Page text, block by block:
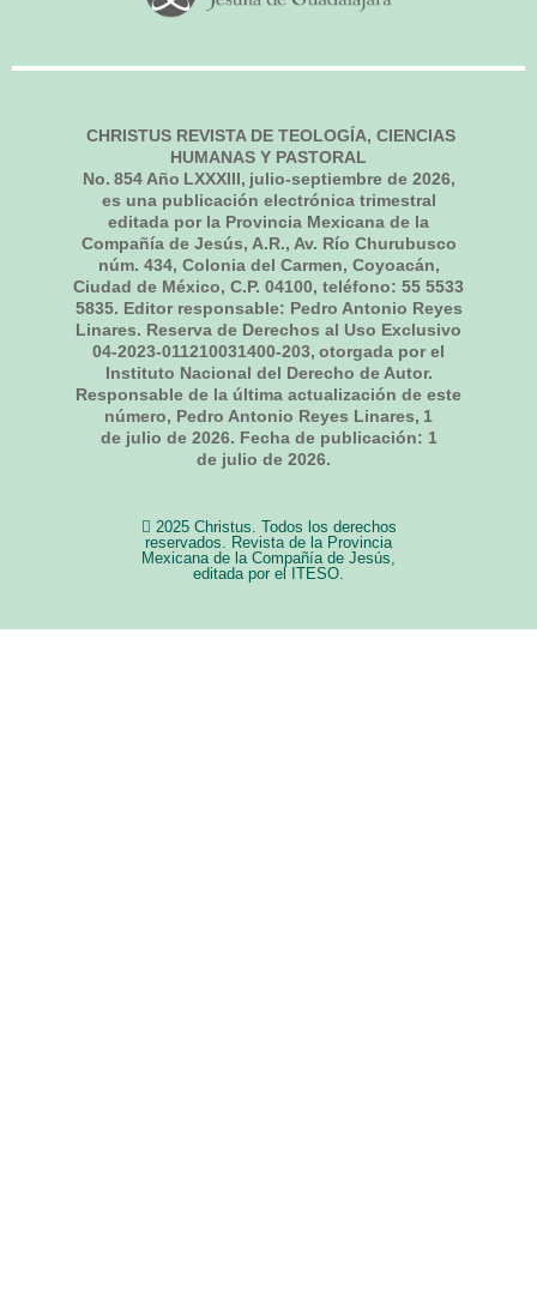
CHRISTUS REVISTA DE TEOLOGÍA, CIENCIAS
HUMANAS Y PASTORAL
No. 854Año LXXXIII, julio-septiembre de 2026,
es una publicación electrónica trimestral
editada por la Provincia Mexicana de la
Compañía de Jesús, A.R., Av. Río Churubusco
núm. 434, Colonia del Carmen, Coyoacán,
Ciudad de México, C.P. 04100, teléfono: 55 5533
5835. Editor responsable: Pedro Antonio Reyes
Linares. Reserva de Derechos al Uso Exclusivo
04-2023-011210031400-203, otorgada por el
Instituto Nacional del Derecho de Autor.
Responsable de la última actualización de este
número, Pedro Antonio Reyes Linares, 1
de julio de 2026. Fecha de publicación: 1
de julio de 2026.
2025 Christus. Todos los derechos
reservados. Revista de la Provincia
Mexicana de la Compañía de Jesús,
editada por el ITESO.